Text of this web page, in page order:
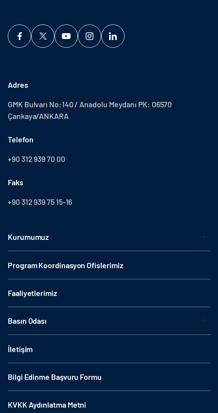
Adres
GMK Bulvarı No:140 / Anadolu Meydanı PK: 06570
Çankaya/ANKARA
Telefon
+90 312 939 70 00
Faks
+90 312 939 75 15-16
Kurumumuz
Program Koordinasyon Ofislerimiz
Faaliyetlerimiz
Basın Odası
İletişim
Bilgi Edinme Başvuru Formu
KVKK Aydınlatma Metni